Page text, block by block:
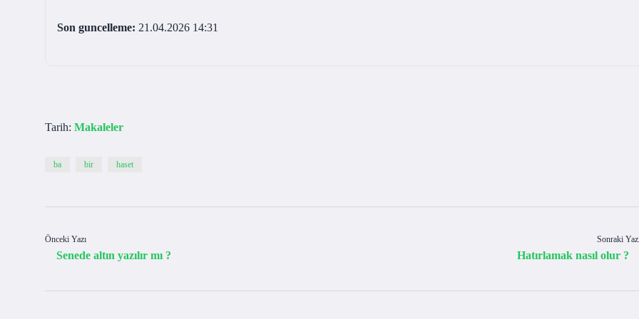
Son guncelleme: 21.04.2026 14:31
Tarih: Makaleler
ba bir haset
Önceki Yazı
Senede altın yazılır mı ?
Sonraki
Hatırlamak nasıl olur ?